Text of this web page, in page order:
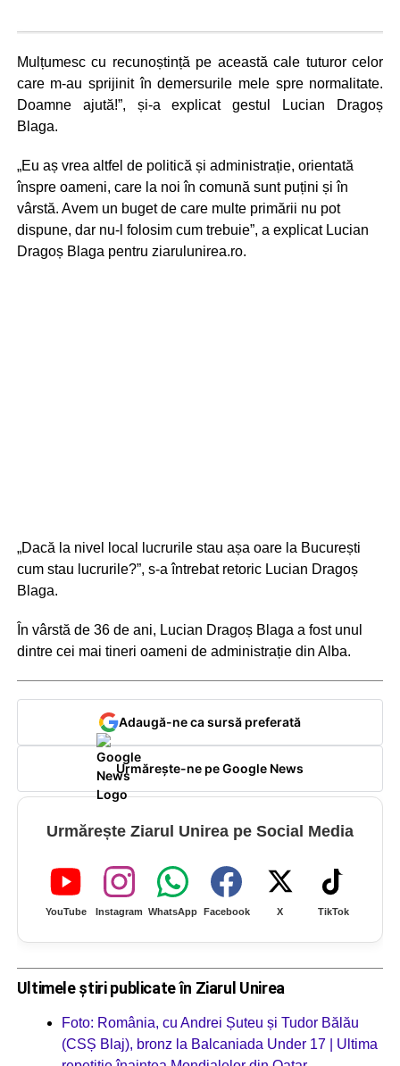
Mulțumesc cu recunoștință pe această cale tuturor celor
care m-au sprijinit în demersurile mele spre normalitate.
Doamne ajută!”, și-a explicat gestul Lucian Dragoș
Blaga.
„Eu aș vrea altfel de politică și administrație, orientată
înspre oameni, care la noi în comună sunt puțini și în
vârstă. Avem un buget de care multe primării nu pot
dispune, dar nu-l folosim cum trebuie”, a explicat Lucian
Dragoș Blaga pentru ziarulunirea.ro.
„Dacă la nivel local lucrurile stau așa oare la București
cum stau lucrurile?”, s-a întrebat retoric Lucian Dragoș
Blaga.
În vârstă de 36 de ani, Lucian Dragoș Blaga a fost unul
dintre cei mai tineri oameni de administrație din Alba.
Adaugă-ne ca sursă preferată
Urmărește-ne pe Google News
Urmărește Ziarul Unirea pe Social Media
YouTube Instagram WhatsApp Facebook X TikTok
Ultimele știri publicate în Ziarul Unirea
Foto: România, cu Andrei Șuteu și Tudor Bălău
(CSȘ Blaj), bronz la Balcaniada Under 17 | Ultima